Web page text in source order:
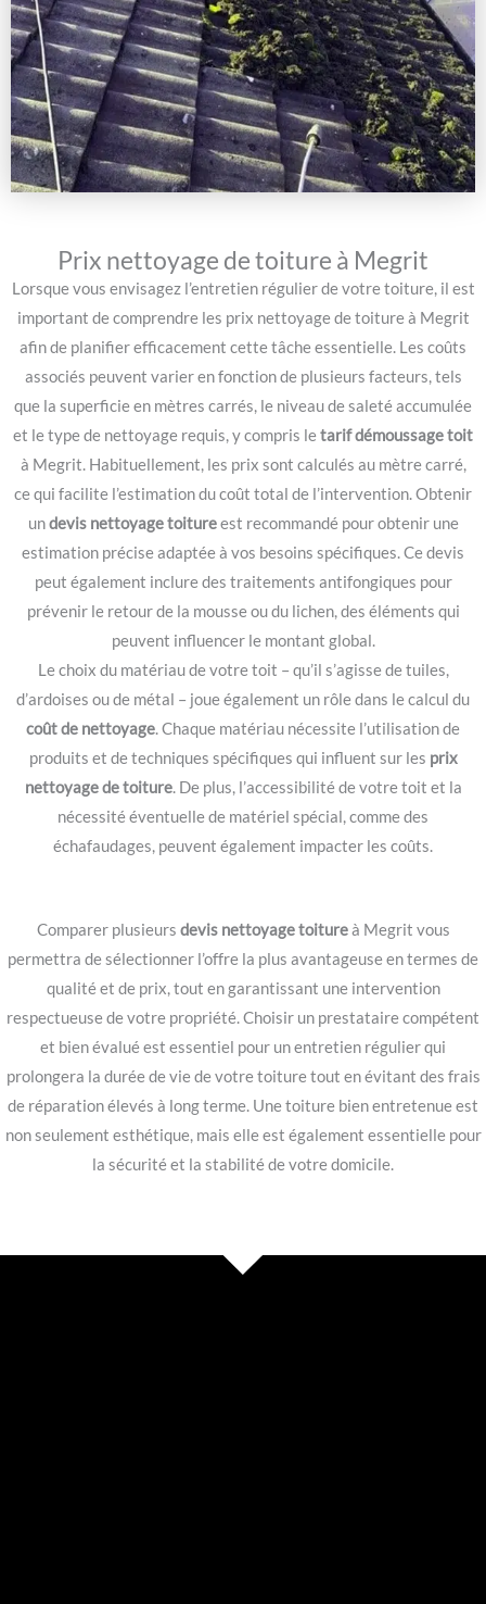
Prix nettoyage de toiture à Megrit
Lorsque vous envisagez l’entretien régulier de votre toiture, il est
important de comprendre les prix nettoyage de toiture à Megrit
afin de planifier efficacement cette tâche essentielle. Les coûts
associés peuvent varier en fonction de plusieurs facteurs, tels
que la superficie en mètres carrés, le niveau de saleté accumulée
et le type de nettoyage requis, y compris letarif démoussage toit
à Megrit. Habituellement, les prix sont calculés au mètre carré,
ce qui facilite l’estimation du coût total de l’intervention. Obtenir
undevis nettoyage toitureest recommandé pour obtenir une
estimation précise adaptée à vos besoins spécifiques. Ce devis
peut également inclure des traitements antifongiques pour
prévenir le retour de la mousse ou du lichen, des éléments qui
peuvent influencer le montant global.
Le choix du matériau de votre toit – qu’il s’agisse de tuiles,
d’ardoises ou de métal – joue également un rôle dans le calcul du
coût de nettoyage. Chaque matériau nécessite l’utilisation de
produits et de techniques spécifiques qui influent sur les prix
nettoyage de toiture. De plus, l’accessibilité de votre toit et la
nécessité éventuelle de matériel spécial, comme des
échafaudages, peuvent également impacter les coûts.
Comparer plusieurs devis nettoyage toitureà Megrit vous
permettra de sélectionner l’offre la plus avantageuse en termes de
qualité et de prix, tout en garantissant une intervention
respectueuse de votre propriété. Choisir un prestataire compétent
et bien évalué est essentiel pour un entretien régulier qui
prolongera la durée de vie de votre toiture tout en évitant des frais
de réparation élevés à long terme. Une toiture bien entretenue est
non seulement esthétique, mais elle est également essentielle pour
la sécurité et la stabilité de votre domicile.